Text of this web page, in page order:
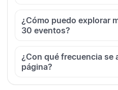
¿Cómo puedo explorar
30 eventos?
¿Con qué frecuencia se
página?